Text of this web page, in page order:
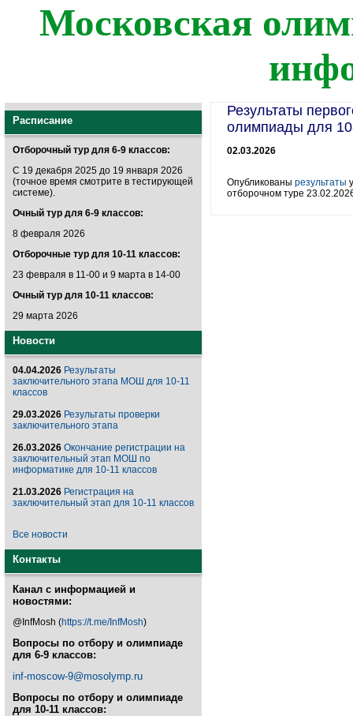
Московская
Расписание
Отборочный тур для 6-9 классов:
С 19 декабря 2025 до 19 января 2026
(точное время смотрите в тестирующей
системе).
Очный тур для 6-9 классов:
8 февраля 2026
Отборочные тур для 10-11 классов:
23 февраля в 11-00 и 9 марта в 14-00
Очный тур для 10-11 классов:
29 марта 2026
Новости
04.04.2026 Результаты
заключительного этапа МОШ для 10-11
классов
29.03.2026 Результаты проверки
заключительного этапа
26.03.2026 Окончание регистрации на
заключительный этап МОШ по
информатике для 10-11 классов
21.03.2026 Регистрация на
заключительный этап для 10-11 классов
Все новости
Контакты
Канал с информацией и
новостями:
@InfMosh (https://t.me/InfMosh)
Вопросы по отбору и олимпиаде
для 6-9 классов:
inf-moscow-9@mosolymp.ru
Вопросы по отбору и олимпиаде
для 10-11 классов:
Результаты
олимпиады для
02.03.2026
Опубликованы результаты
отборочном туре